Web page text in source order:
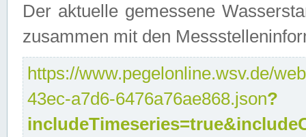
Der aktuelle gemessene
zusammen mit den
https://www.pegelonline.wsv.de/
43ec-a7d6-6476a76ae868.json?